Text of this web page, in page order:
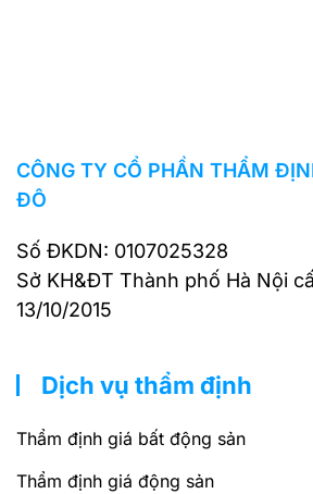
CÔNG TY CỔ PHẦN THẨM
ĐÔ
Số ĐKDN: 0107025328
Sở KH&ĐT Thành phố Hà Nội
13/10/2015
Dịch vụ thẩm định
Thẩm định giá bất động sản
Thẩm định giá động sản